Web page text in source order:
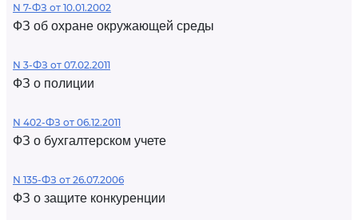
N 7-ФЗ от 10.01.2002
ФЗ об охране окружающей среды
N 3-ФЗ от 07.02.2011
ФЗ о полиции
N 402-ФЗ от 06.12.2011
ФЗ о бухгалтерском учете
N 135-ФЗ от 26.07.2006
ФЗ о защите конкуренции